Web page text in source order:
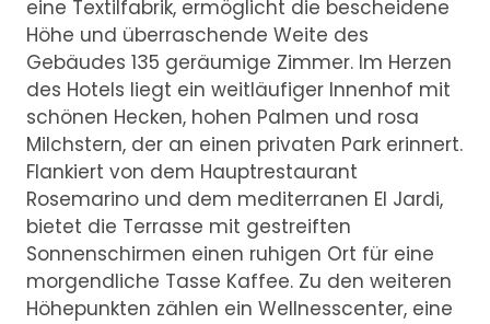
eine Textilfabrik, ermöglicht die bescheidene
Höhe und überraschende Weite des
Gebäudes 135 geräumige Zimmer. Im Herzen
des Hotels liegt ein weitläufiger Innenhof mit
schönen Hecken, hohen Palmen und rosa
Milchstern, der an einen privaten Park erinnert.
Flankiert von dem Hauptrestaurant
Rosemarino und dem mediterranen El Jardi,
bietet die Terrasse mit gestreiften
Sonnenschirmen einen ruhigen Ort für eine
morgendliche Tasse Kaffee. Zu den weiteren
Höhepunkten zählen ein Wellnesscenter, eine